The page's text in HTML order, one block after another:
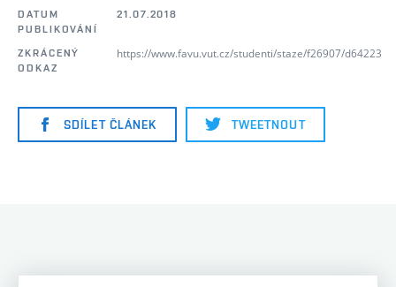
DATUM
PUBLIKOVÁNÍ
21.07.2018
ZKRÁCENÝ
ODKAZ
https://www.favu.vut.cz/studenti/staze/f26907/d64223
SDÍLET ČLÁNEK TWEETNOUT